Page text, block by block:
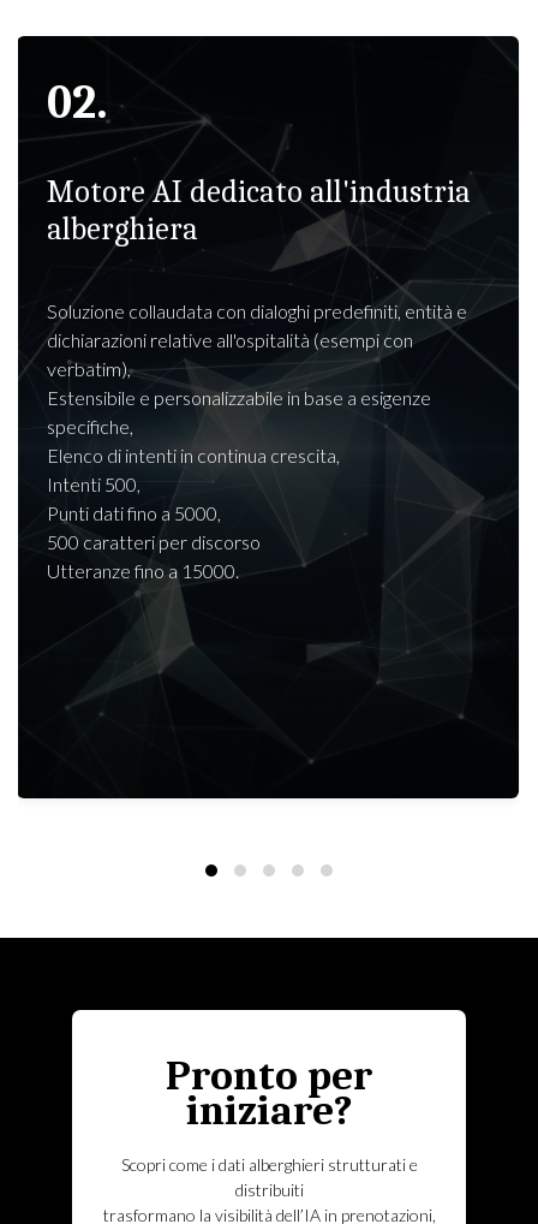
02.
Motore AI dedicato all'industria
alberghiera
Soluzione collaudata con dialoghi predefiniti, entità e
dichiarazioni relative all'ospitalità (esempi con
verbatim),
Estensibile e personalizzabile in base a esigenze
specifiche,
Elenco di intenti in continua crescita,
Intenti 500,
Punti dati fino a 5000,
500 caratteri per discorso
Utteranze fino a 15000.
Pronto per
iniziare?
Scopri come i dati alberghieri strutturati e
distribuiti
trasformano la visibilità dell’IA in prenotazioni,